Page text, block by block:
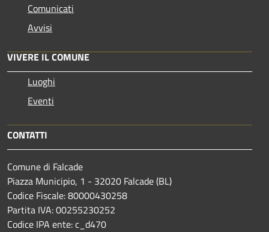
Comunicati
Avvisi
VIVERE IL COMUNE
Luoghi
Eventi
CONTATTI
Comune di Falcade
Piazza Municipio, 1 - 32020 Falcade (BL)
Codice Fiscale: 80000430258
Partita IVA: 00255230252
Codice IPA ente: c_d470